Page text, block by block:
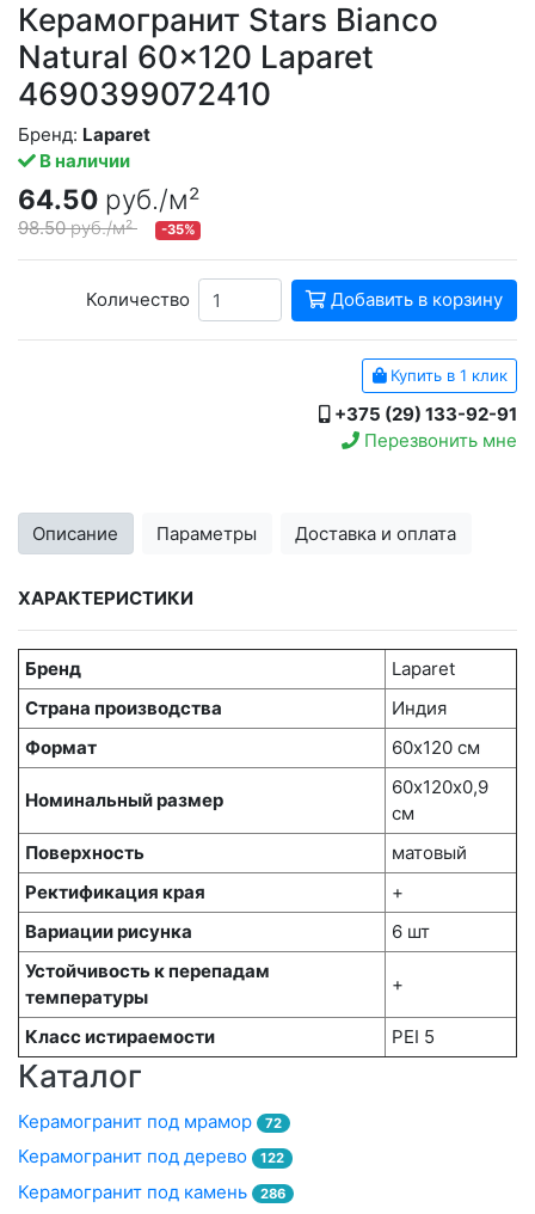
Керамогранит Stars Bianco
Natural 60x120 Laparet
4690399072410
В наличии
Бренд: Laparet
64.50 руб./м²
98.50руб./м² -35%
Количество Добавить в корзину
Купить в 1 клик
+375 (29) 133-92-91
Перезвонить мне
Описание Параметры Доставка и оплата
ХАРАКТЕРИСТИКИ
Бренд
Laparet
Страна производства
Индия
Формат
60х120 см
Номинальный размер
60х120x0,9
см
Поверхность
матовый
Ректификация края
+
Вариации рисунка
6 шт
Устойчивость к перепадам
температуры
+
Класс истираемости PEI 5
Каталог
Керамогранит под мрамор 72
Керамогранит под дерево 122
Керамогранит под камень 286